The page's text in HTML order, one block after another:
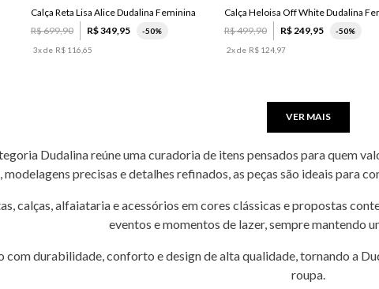
Calça Reta Lisa Alice Dudalina Feminina
R$699,90 R$349, 95 -50%
3x de R$ 116 65
R$499,90 R$ 249, 95 -50%
2x de R$ 124, 97
VER MAIS
Dudalina reúne uma curadoria de itens pensados para quem
precisas e detalhes refinados, as peças são ideais para
calças, alfaiataria e acessórios em cores clássicas e propostas
eventos e momentos de lazer, sempre mantendo
durabilidade, conforto e design de alta qualidade, tornando a
roupa.